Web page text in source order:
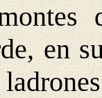
en